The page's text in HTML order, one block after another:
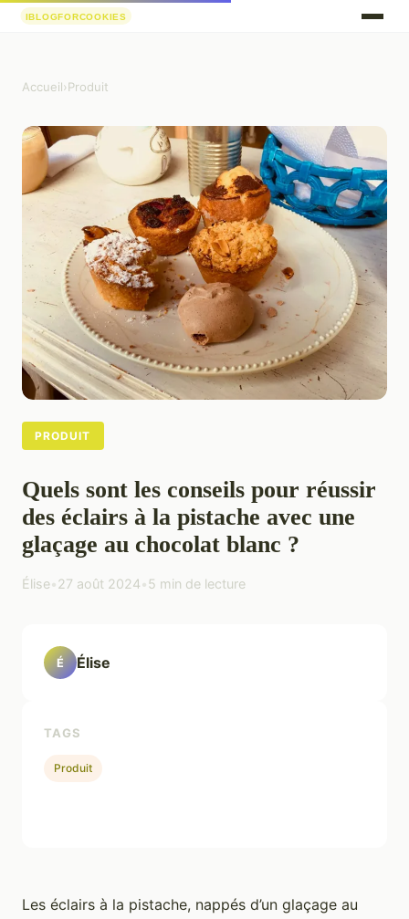
Accueil›Produit
PRODUIT
Quels sont les conseils pour réussir
des éclairs à la pistache avec une
glaçage au chocolat blanc ?
Élise•27 août 2024•5 min de lecture
Les éclairs à la pistache, nappés d’un glaçage au
É Élise
TAGS
Produit